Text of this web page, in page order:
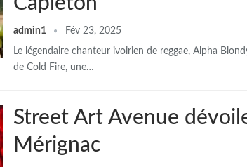
admin1 Fév 23, 2025
Le légendaire chanteur ivoirien de reggae, Alpha
de Cold Fire, une…
Street Art Avenue
Mérignac